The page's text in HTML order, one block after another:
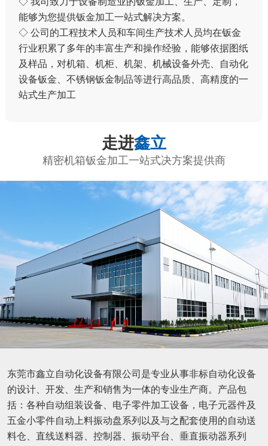
能够为您提供钣金加工一站式解决方案。
◇ 公司的工程技术人员和车间生产技术人员均在钣金
行业积累了多年的丰富生产和操作经验，能够依据图纸
及样品，对机箱、机柜、机架、机械设备外壳、自动化
设备钣金、不锈钢钣金制品等进行高品质、高精度的一
站式生产加工
走进鑫立
精密机箱钣金加工一站式决方案提供商
东莞市鑫立自动化设备有限公司是专业从事非标自动化设备
的设计、开发、生产和销售为一体的专业生产商。产品包
括：各种自动组装设备、电子零件加工设备，电子元器件及
五金小零件自动上料振动盘系列以及与之配套使用的自动送
料仓、直线送料器、控制器、振动平台、垂直振动器系列